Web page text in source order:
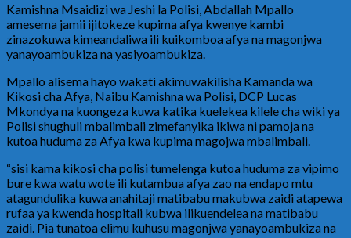
Kamishna Msaidizi wa Jeshi la Polisi, Abdallah Mpallo
amesema jamii ijitokeze kupima afya kwenye kambi
zinazokuwa kimeandaliwa ili kuikomboa afya na magonjwa
yanayoambukiza na yasiyoambukiza.
Mpallo alisema hayo wakati akimuwakilisha Kamanda wa
Kikosi cha Afya, Naibu Kamishna wa Polisi, DCP Lucas
Mkondya na kuongeza kuwa katika kuelekea kilele cha wiki ya
Polisi shughuli mbalimbali zimefanyika ikiwa ni pamoja na
kutoa huduma za Afya kwa kupima magojwa mbalimbali.
“sisi kama kikosi cha polisi tumelenga kutoa huduma za vipimo
bure kwa watu wote ili kutambua afya zao na endapo mtu
atagundulika kuwa anahitaji matibabu makubwa zaidi atapewa
rufaa ya kwenda hospitali kubwa ilikuendelea na matibabu
zaidi. Pia tunatoa elimu kuhusu magonjwa yanayoambukiza na